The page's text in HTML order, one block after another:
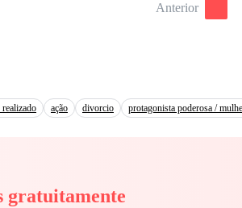
até ser comprada e levada pelo
Anterior
realizado ação divorcio protagonista poderosa /
gratuitamente